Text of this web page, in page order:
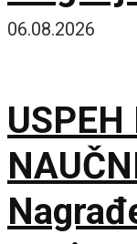
uglja
06.08.2026
USPEH